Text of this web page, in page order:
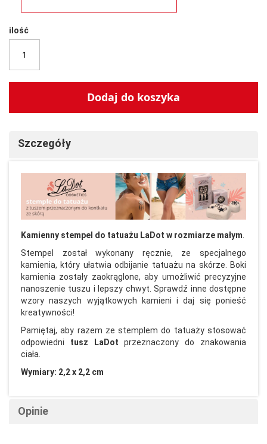
ilość
Dodaj do koszyka
Szczegóły
Kamienny stempel do tatuażu LaDot w rozmiarze małym.
Stempel został wykonany ręcznie, ze specjalnego
kamienia, który ułatwia odbijanie tatuażu na skórze. Boki
kamienia zostały zaokrąglone, aby umożliwić precyzyjne
nanoszenie tuszu i lepszy chwyt. Sprawdź inne dostępne
wzory naszych wyjątkowych kamieni i daj się ponieść
kreatywności!
Pamiętaj, aby razem ze stemplem do tatuaży stosować
odpowiedni tusz LaDot przeznaczony do znakowania
ciała.
Wymiary: 2,2 x 2,2 cm
Opinie